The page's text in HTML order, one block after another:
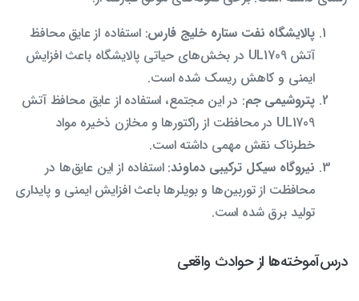
پالایشگاه نفت ستاره خلیج فارس: استفاده از عایق محافظ
آتش UL1709 در بخش‌های حیاتی پالایشگاه باعث افزایش
ایمنی و کاهش ریسک شده است.
پتروشیمی جم: در این مجتمع، استفاده از عایق محافظ آتش
UL1709 در محافظت از راکتورها و مخازن ذخیره مواد
خطرناک نقش مهمی داشته است.
نیروگاه سیکل ترکیبی دماوند: استفاده از این عایق‌ها در
محافظت از توربین‌ها و بویلرها باعث افزایش ایمنی و پایداری
تولید برق شده است.
درس‌آموخته‌ها از حوادث واقعی